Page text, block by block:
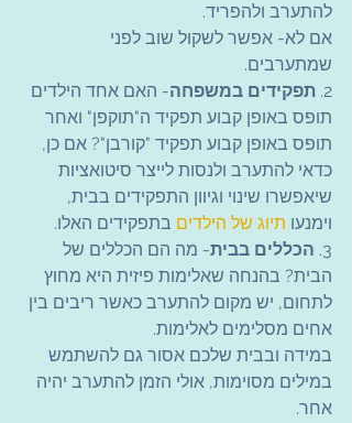
להתערב ולהפריד.
אם לא- אפשר לשקול שוב לפני
שמתערבים.
2. תפקידים במשפחה- האם אחד הילדים
תופס באופן קבוע תפקיד ה"תוקפן" ואחר
תופס באופן קבוע תפקיד "קורבן"? אם כן,
כדאי להתערב ולנסות לייצר סיטואציות
שיאפשרו שינוי וגיוון התפקידים בבית,
וימנעו תיוג של הילדים בתפקידים האלו.
3. הכללים בבית- מה הם הכללים של
הבית? בהנחה שאלימות פיזית היא מחוץ
לתחום, יש מקום להתערב כאשר ריבים בין
אחים מסלימים לאלימות.
במידה ובבית שלכם אסור גם להשתמש
במילים מסוימות, אולי הזמן להתערב יהיה
אחר.